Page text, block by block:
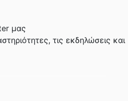
μας
τις εκδηλώσεις και